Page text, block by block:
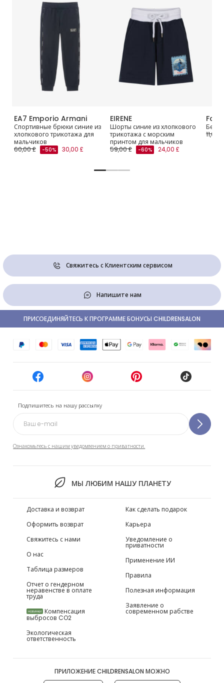
EA7 Emporio Armani
Спортивные брюки синие из
хлопкового трикотажа для
мальчиков
60,00 £
-50% 30,00 £
EIRENE
Шорты синие из хлопкового
трикотажа с морским
принтом для мальчиков
59,00 £
-60% 24,00 £
11,00 £
Свяжитесь с Клиентским сервисом
Напишите нам
Подпишитесь на нашу рассылку
Ознакомьтесь с нашим уведомлением о приватности.
МЫ ЛЮБИМ НАШУ ПЛАНЕТУ
ПРИСОЕДИНЯЙТЕСЬ К ПРОГРАММЕ БОНУСЫ CHILDRENSALON
Доставка и возврат
Оформить возврат
Свяжитесь с нами
О нас
Таблица размеров
Отчет о гендерном
неравенстве в оплате
труда
НОВИНКИ Компенсация
выбросов CO2
Экологическая
ответственность
Как сделать подарок
Карьера
Уведомление о
приватности
Применение ИИ
Правила
Полезная информация
Заявление о
современном рабстве
ПРИЛОЖЕНИЕ CHILDRENSALON МОЖНО